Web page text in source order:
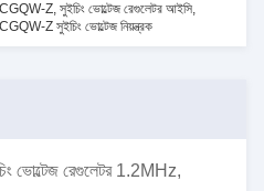
Z, সুইচিং ভোল্টেজ রেগুলেটর আইসি,
Z সুইচিং ভোল্টেজ নিয়ন্ত্রক
রেগুলেটর 1.2MHz,